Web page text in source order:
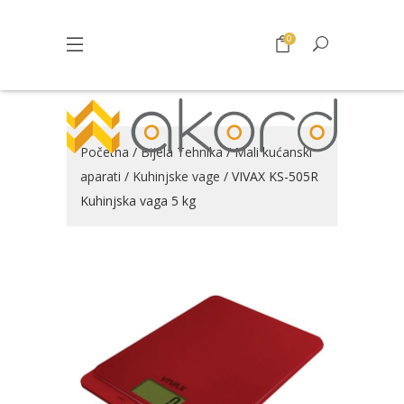
0
Početna /Bijela Tehnika/Mali kućanski
aparati / Kuhinjske vage / VIVAX KS-505R
Kuhinjska vaga 5 kg